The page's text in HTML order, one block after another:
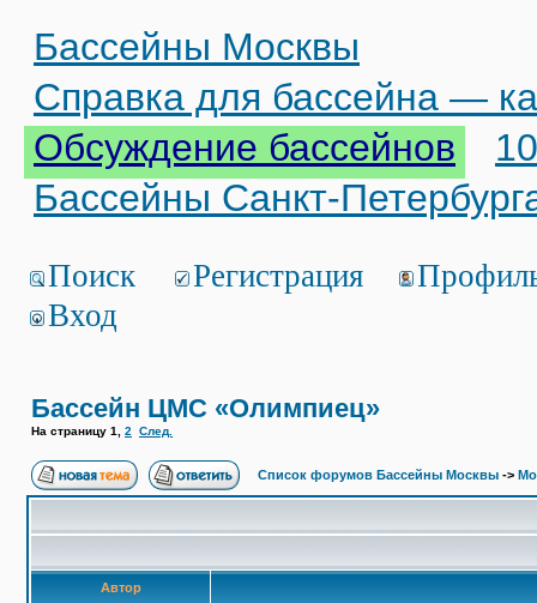
Бассейны Москвы
Справка для бассейна —
Обсуждение бассейнов
Бассейны Санкт-
Поиск Регистрация
Вход
Бассейн ЦМС «Олимпиец»
На страницу 1 2 След.
Список форумов Бассейны Москвы ->
Автор